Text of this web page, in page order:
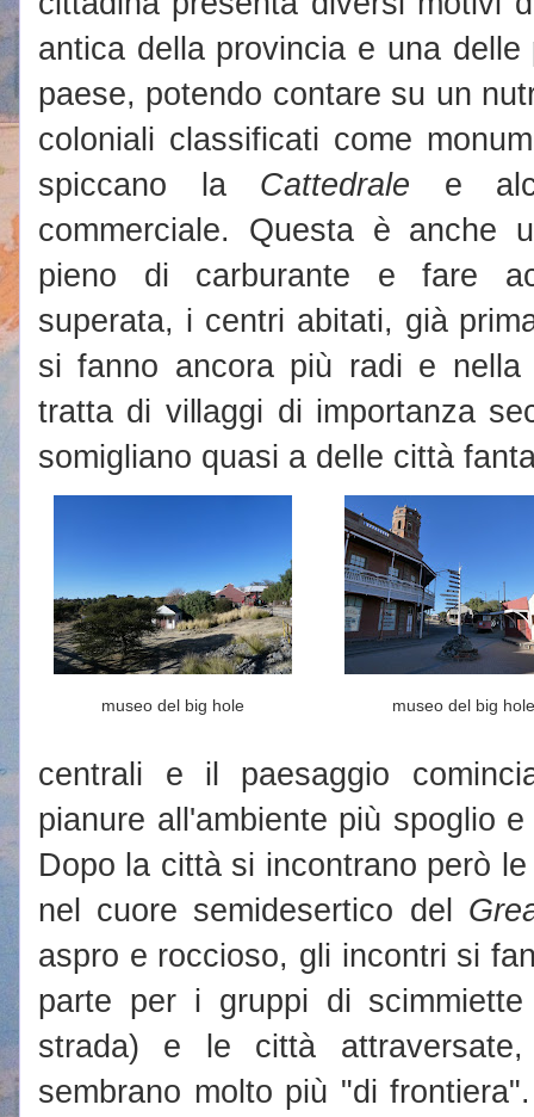
antica della provincia e una
paese, potendo contare su un
coloniali classificati come
spiccano la Cattedrale e
commerciale. Questa è anche
pieno di carburante e fare
superata, i centri abitati, già
si fanno ancora più radi e
tratta di villaggi di importanza
somigliano quasi a delle città
museo del big hole museo del big hole
centrali e il paesaggio
pianure all'ambiente più spoglio
Dopo la città si incontrano però
nel cuore semidesertico del
aspro e roccioso, gli incontri si
parte per i gruppi di
strada) e le città
sembrano molto più "di